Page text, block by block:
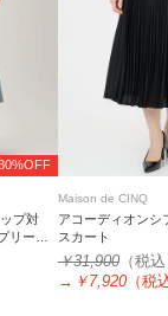
プ対
リーツ
Maison de CINQ
アコーディオンシ
スカート
￥31,900（税
→ ￥7,920（税